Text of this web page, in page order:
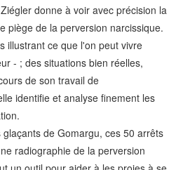
donne à voir avec précision la
piège de la perversion narcissique.
illustrant ce que l'on peut vivre
- ; des situations bien réelles,
de son travail de
identifie et analyse finement les
de Gomargu, ces 50 arrêts
radiographie de la perversion